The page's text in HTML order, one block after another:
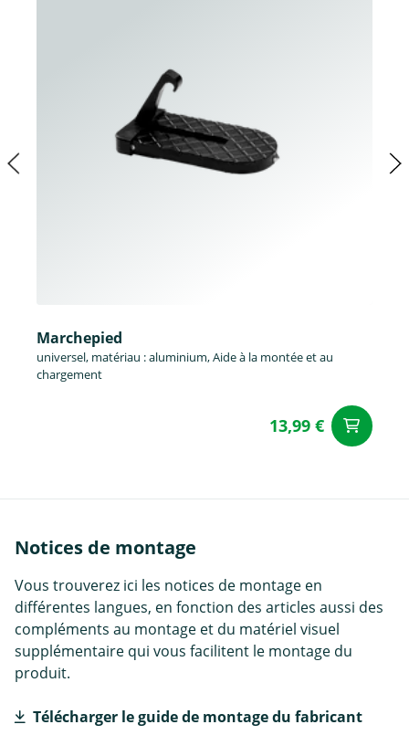
Marchepied
universel, matériau : aluminium, Aide à la montée et au
chargement
13,99 €
Notices de montage
Vous trouverez ici les notices de montage en
différentes langues, en fonction des articles aussi des
compléments au montage et du matériel visuel
supplémentaire qui vous facilitent le montage du
produit.
Télécharger le guide de montage du fabricant